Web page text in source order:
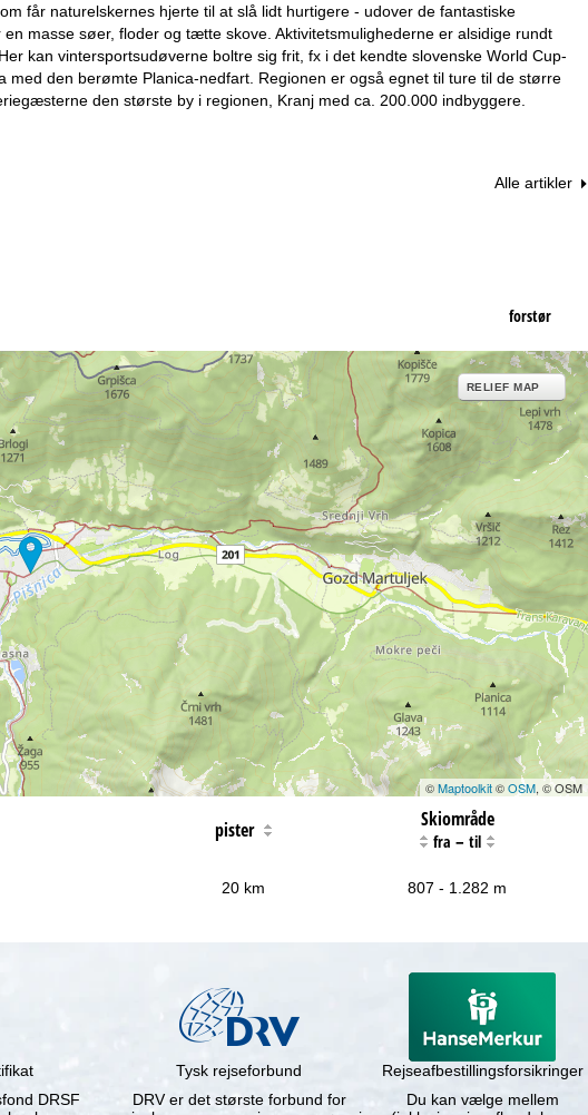
får naturelskernes hjerte til at slå lidt hurtigere - udover de fantastiske
masse søer, floder og tætte skove. Aktivitetsmulighederne er alsidige rundt
kan vintersportsudøverne boltre sig frit, fx i det kendte slovenske World Cup-
med den berømte Planica-nedfart. Regionen er også egnet til ture til de større
den største by i regionen, Kranj med ca. 200.000 indbyggere.
Alle artikler
forstør
RELIEF MAP
©Maptoolkit©OSM, © OSM
pister Skiområde
fra –til
20 km 807 - 1.282 m
DRSF
Tysk rejseforbund
DRV er det største forbund for
Rejseafbestillingsforsikringer
Du kan vælge mellem